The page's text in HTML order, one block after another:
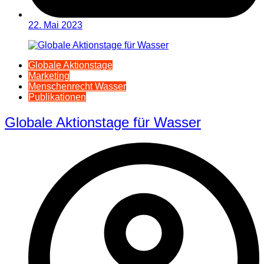
22. Mai 2023
Globale Aktionstage
Marketing
Menschenrecht Wasser
Publikationen
Globale Aktionstage für Wasser